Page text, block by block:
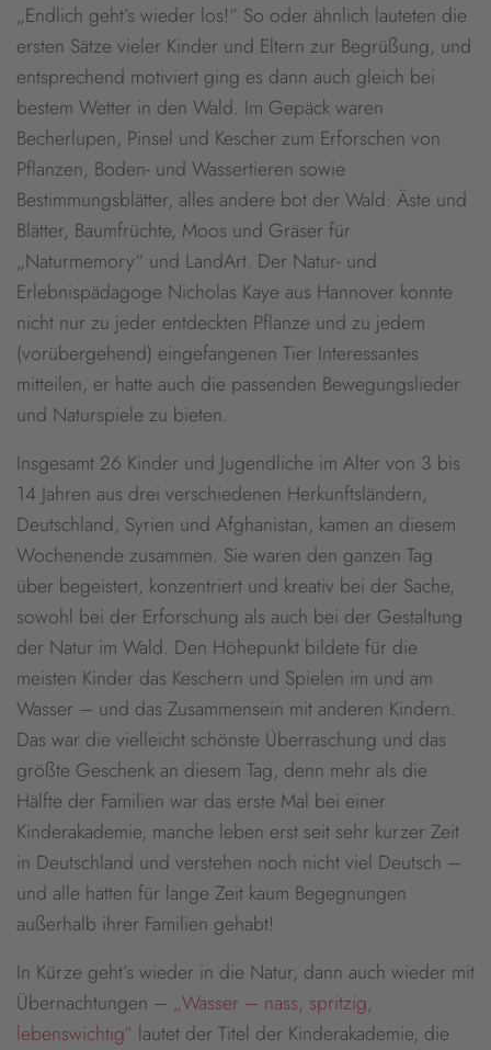
„Endlich geht’s wieder los!“ So oder ähnlich lauteten die
ersten Sätze vieler Kinder und Eltern zur Begrüßung, und
entsprechend motiviert ging es dann auch gleich bei
bestem Wetter in den Wald. Im Gepäck waren
Becherlupen, Pinsel und Kescher zum Erforschen von
Pflanzen, Boden- und Wassertieren sowie
Bestimmungsblätter, alles andere bot der Wald: Äste und
Blätter, Baumfrüchte, Moos und Gräser für
„Naturmemory“ und LandArt. Der Natur- und
Erlebnispädagoge Nicholas Kaye aus Hannover konnte
nicht nur zu jeder entdeckten Pflanze und zu jedem
(vorübergehend) eingefangenen Tier Interessantes
mitteilen, er hatte auch die passenden Bewegungslieder
und Naturspiele zu bieten.
Insgesamt 26 Kinder und Jugendliche im Alter von 3 bis
14 Jahren aus drei verschiedenen Herkunftsländern,
Deutschland, Syrien und Afghanistan, kamen an diesem
Wochenende zusammen. Sie waren den ganzen Tag
über begeistert, konzentriert und kreativ bei der Sache,
sowohl bei der Erforschung als auch bei der Gestaltung
der Natur im Wald. Den Höhepunkt bildete für die
meisten Kinder das Keschern und Spielen im und am
Wasser – und das Zusammensein mit anderen Kindern.
Das war die vielleicht schönste Überraschung und das
größte Geschenk an diesem Tag, denn mehr als die
Hälfte der Familien war das erste Mal bei einer
Kinderakademie, manche leben erst seit sehr kurzer Zeit
in Deutschland und verstehen noch nicht viel Deutsch –
und alle hatten für lange Zeit kaum Begegnungen
außerhalb ihrer Familien gehabt!
In Kürze geht’s wieder in die Natur, dann auch wieder mit
Übernachtungen – „Wasser – nass, spritzig,
lebenswichtig“ lautet der Titel der Kinderakademie, die